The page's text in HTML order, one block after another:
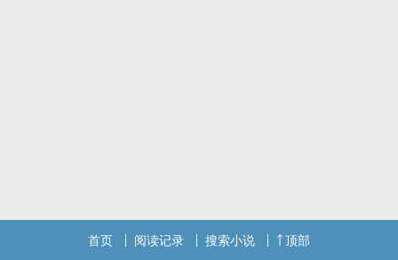
首页 阅读记录 搜索小说 顶部